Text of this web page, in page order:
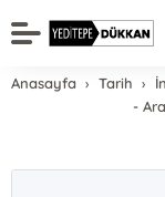
Anasayfa Tarih
-